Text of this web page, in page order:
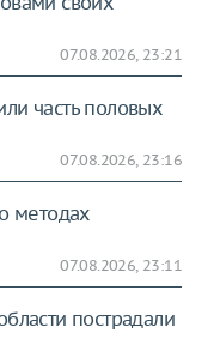
07.08.2026, 23:21
часть половых
07.08.2026, 23:16
методах
07.08.2026, 23:11
пострадали